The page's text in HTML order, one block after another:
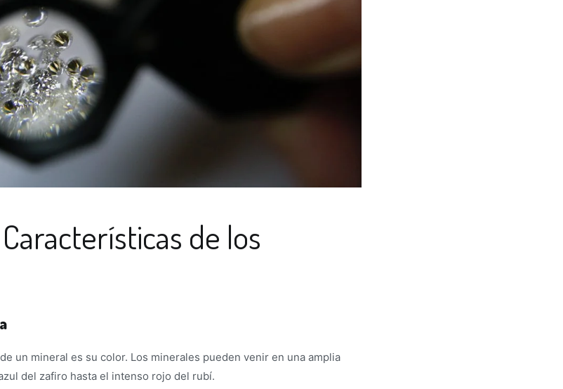
de los
un mineral es su color. Los minerales pueden venir en una amplia
del zafiro hasta el intenso rojo del rubí.